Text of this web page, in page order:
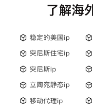
了解海
稳定的美国ip
突尼斯住宅ip
突尼斯ip
立陶宛静态ip
移动代理ip